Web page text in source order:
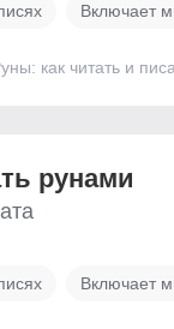
Включает
как читать и
рунами
Включает